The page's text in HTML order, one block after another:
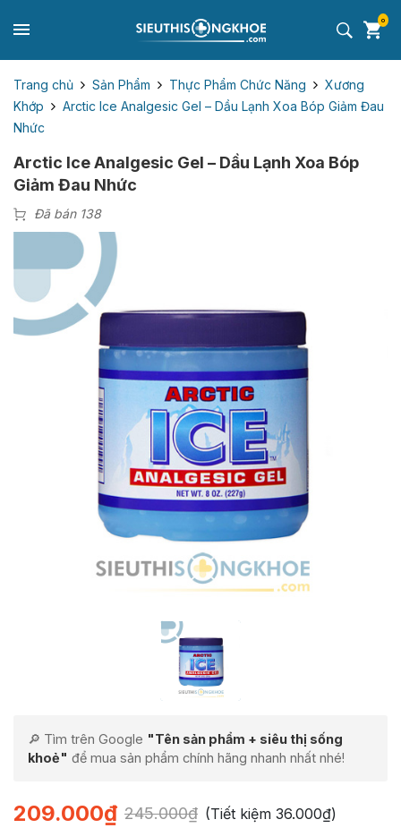
0
Trang chủ Sản Phẩm Thực Phẩm Chức Năng
Xương
Khớp
Arctic Ice Analgesic Gel – Dầu Lạnh Xoa Bóp Giảm Đau
Nhức
Arctic Ice Analgesic Gel – Dầu Lạnh Xoa Bóp
Giảm Đau Nhức
Đã bán 138
🔎 Tìm trên Google "Tên sản phẩm + siêu thị sống
khoẻ" để mua sản phẩm chính hãng nhanh nhất nhé!
245.000₫
209.000₫ (Tiết kiệm 36.000₫)